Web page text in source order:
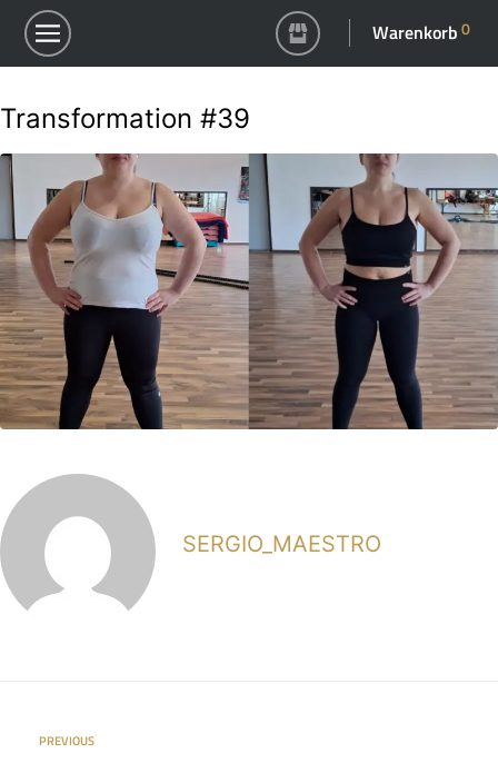
Warenkorb0
Transformation #39
SERGIO_MAESTRO
PREVIOUS